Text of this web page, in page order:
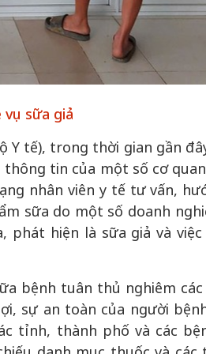
sữa giả
Y tế), trong thời gian gần
tin của một số cơ
nhân viên y tế tư vấn,
sữa do một số doanh
phát hiện là sữa giả và
bệnh tuân thủ nghiêm
sự an toàn của người
tỉnh, thành phố và các
gia
văn hóa,
kiến
ấn
trình
cầu
nguồn nội lực
định hình vị
tạo | Kỳ 4:
làm nên diện